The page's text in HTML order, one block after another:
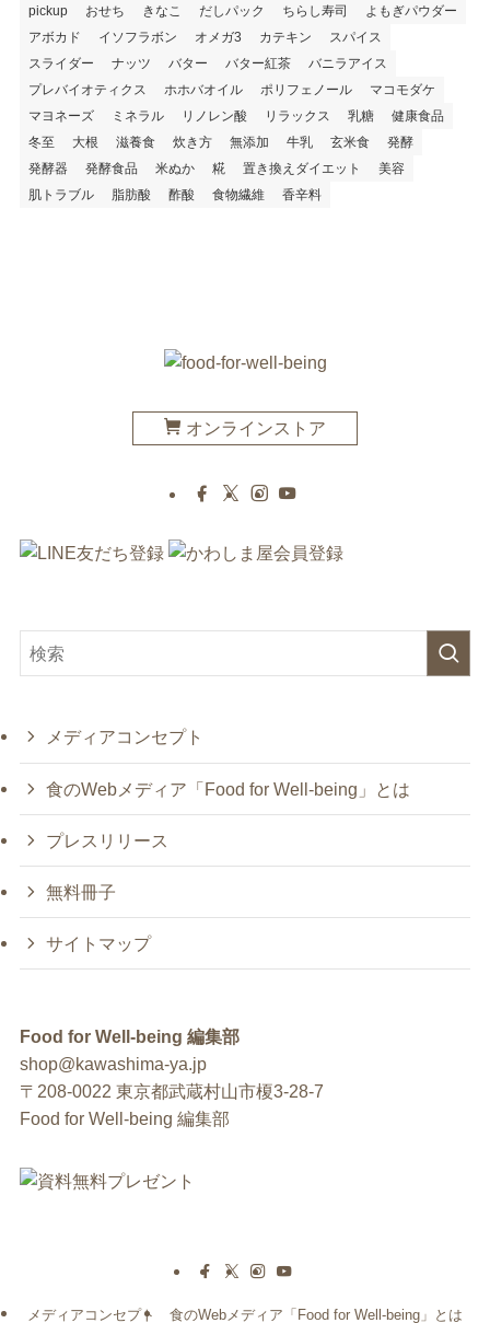
pickup おせち きなこ だしパック ちらし寿司
よもぎパウダー
アボカド
イソフラボン オメガ3 カテキン
スパイス
スライダー
ナッツ バター バター紅茶
バニラアイス
プレバイオティクス
ホホバオイル ポリフェノール
マコモダケ
マヨネーズ
ミネラル リノレン酸 リラックス 乳糖
健康食品
冬至
大根 滋養食 炊き方 無添加 牛乳 玄米食
発酵
発酵器
発酵食品 米ぬか 糀 置き換えダイエット
美容
肌トラブル
脂肪酸 酢酸 食物繊維 香辛料
オンラインストア
メディアコンセプト
食のWebメディア「Food for Well-being」とは
プレスリリース
無料冊子
サイトマップ
Food for Well-being 編集部
shop@kawashima-ya.jp
〒208-0022 東京都武蔵村山市榎3-28-7
Food for Well-being 編集部
メディアコンセプト 食のWebメディア「Food for Well-being」とは